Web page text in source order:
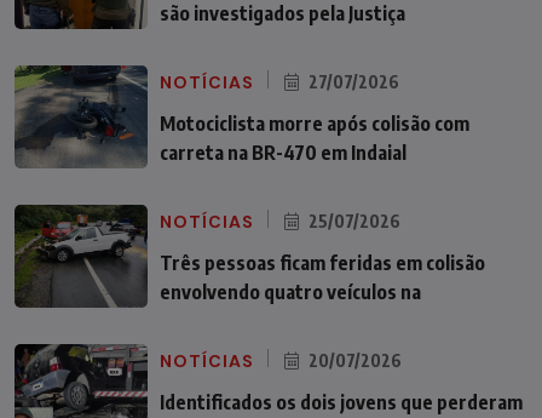
são investigados pela Justiça
NOTÍCIAS 27/07/2026
Motociclista morre após colisão com
carreta na BR-470 em Indaial
NOTÍCIAS 25/07/2026
Três pessoas ficam feridas em colisão
envolvendo quatro veículos na
NOTÍCIAS 20/07/2026
Identificados os dois jovens que perderam